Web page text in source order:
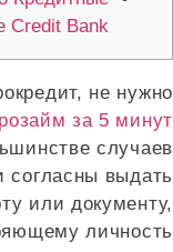
Credit Bank
не нужно
за 5 минут
случаев
согласны выдать
или документу,
личность.